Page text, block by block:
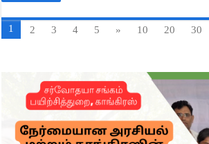
1 2 3 4 5 » 10 20 30